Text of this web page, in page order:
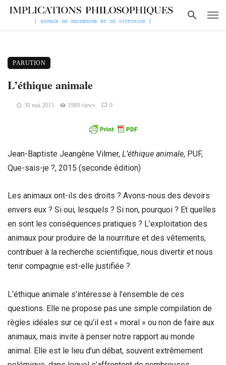
PARUTION
L’éthique animale
30 mai 2015 1989 views 0
Jean-Baptiste Jeangène Vilmer, L’éthique animale, PUF,
Que-sais-je ?, 2015 (seconde édition)
Les animaux ont-ils des droits ? Avons-nous des devoirs
envers eux ? Si oui, lesquels ? Si non, pourquoi ? Et quelles
en sont les conséquences pratiques ? L’exploitation des
animaux pour produire de la nourriture et des vêtements,
contribuer à la recherche scientifique, nous divertir et nous
tenir compagnie est-elle justifiée ?
L’éthique animale s’intéresse à l’ensemble de ces
questions. Elle ne propose pas une simple compilation de
règles idéales sur ce qu’il est « moral » ou non de faire aux
animaux, mais invite à penser notre rapport au monde
animal. Elle est le lieu d’un débat, souvent extrêmement